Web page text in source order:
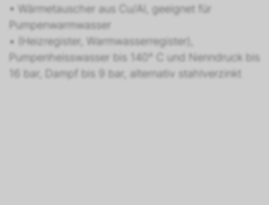
• Wärmetauscher aus Cu/Al, geeignet für
Pumpenwarmwasser
• (Heizregister, Warmwasserregister),
Pumpenheisswasser bis 140° C und Nenndruck bis
16 bar, Dampf bis 9 bar, alternativ stahlverzinkt